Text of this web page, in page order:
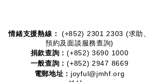
情緒支援熱線：​​ (+852) 2301 2303 (求助、
預約及面談服務查詢)
捐款查詢：(+852)3690 1000
一般查詢：(+852) 2947 8669
電郵地址： joyful@jmhf.org